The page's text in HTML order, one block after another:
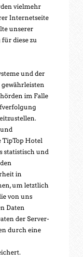
vielmehr
Internetseite
unserer
diese zu
und der
im Falle
Hotel
statistisch und
in
um letztlich
von uns
Daten
der Server-
durch eine